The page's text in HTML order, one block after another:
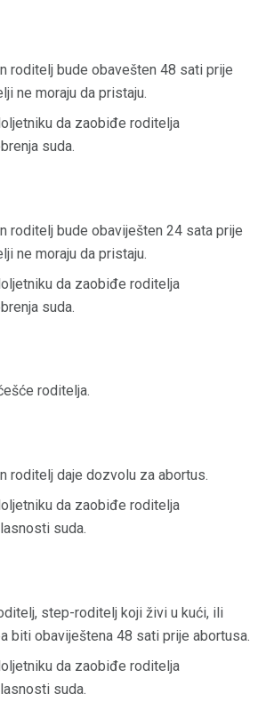
roditelj bude obavešten 48 sati prije
ne moraju da pristaju.
da zaobiđe roditelja
suda.
roditelj bude obaviješten 24 sata prije
ne moraju da pristaju.
da zaobiđe roditelja
suda.
roditelja.
roditelj daje dozvolu za abortus.
da zaobiđe roditelja
suda.
step-roditelj koji živi u kući, ili
biti obaviještena 48 sati prije abortusa.
da zaobiđe roditelja
suda.